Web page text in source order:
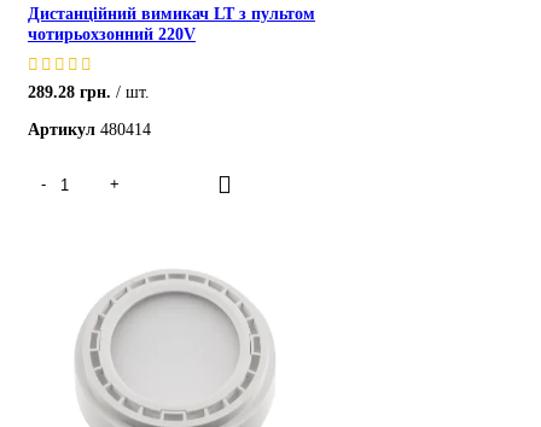
Дистанційний вимикач LT з пультом
чотирьохзонний 220V
289.28 грн.
шт.
Артикул 480414